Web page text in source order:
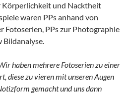
Körperlichkeit und Nacktheit
waren PPs anhand von
Fotoserien, PPs zur Photographie
Bildanalyse.
haben mehrere Fotoserien zu einer
diese zu vieren mit unseren Augen
gemacht und uns dann